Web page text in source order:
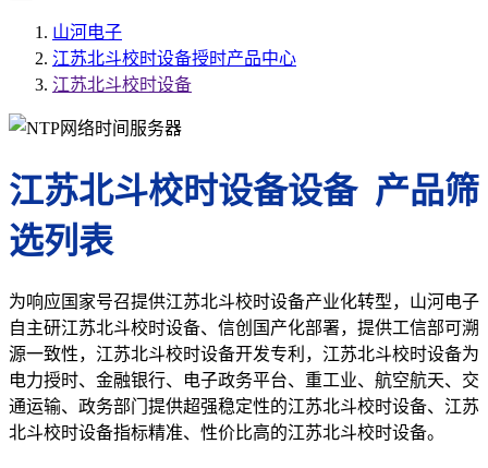
山河电子
江苏北斗校时设备授时产品中心
江苏北斗校时设备
江苏北斗校时设备设备 产品筛
选列表
为响应国家号召提供江苏北斗校时设备产业化转型，山河电子
自主研江苏北斗校时设备、信创国产化部署，提供工信部可溯
源一致性，江苏北斗校时设备开发专利，江苏北斗校时设备为
电力授时、金融银行、电子政务平台、重工业、航空航天、交
通运输、政务部门提供超强稳定性的江苏北斗校时设备、江苏
北斗校时设备指标精准、性价比高的江苏北斗校时设备。